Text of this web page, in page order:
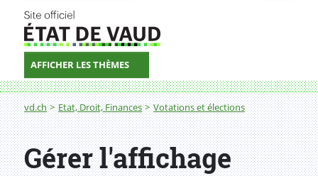
AFFICHER LES THÈMES
Fil d'Ariane
vd.ch Etat, Droit, Finances Votations et élections
Gérer l'affichage